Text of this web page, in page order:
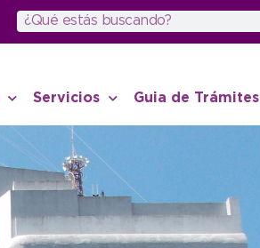
Servicios Guia de Trámites